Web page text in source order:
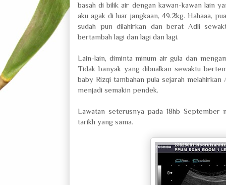
basah di bilik air dengan kawan-kawan lain
aku agak di luar jangkaan, 49.2kg. Hahaaa,
sudah pun dilahirkan dan berat Adli
bertambah lagi dan lagi dan lagi.
Lain-lain, diminta minum air gula dan
Tidak banyak yang dibualkan sewaktu
baby Rizqi tambahan pula sejarah
menjadi semakin pendek.
Lawatan seterusnya pada 18hb September
tarikh yang sama.